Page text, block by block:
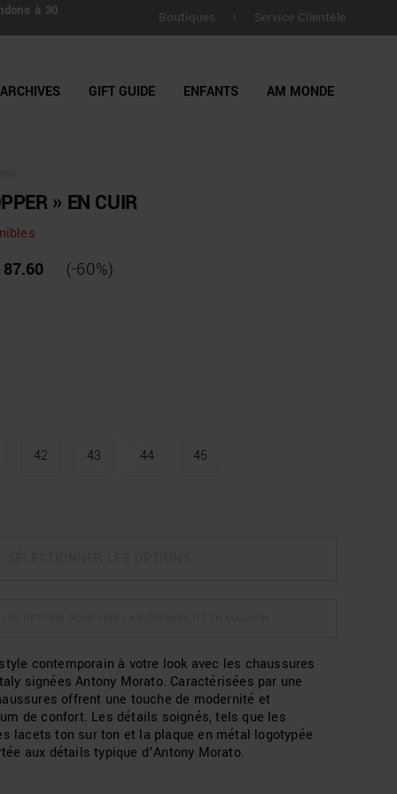
à 30
Boutiques Service Clientèle
ARCHIVES GIFT GUIDE ENFANTS AM MONDE
» EN CUIR
87.60 (-60%)
42 43 44 45
contemporain à votre look avec les chaussures
signées Antony Morato. Caractérisées par une
offrent une touche de modernité et
de confort. Les détails soignés, tels que les
lacets ton sur ton et la plaque en métal logotypée
aux détails typique d’Antony Morato.